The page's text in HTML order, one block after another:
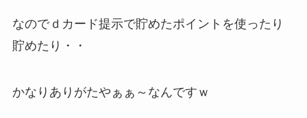
なのでｄカード提示で貯めたポイントを使ったり
貯めたり・・
かなりありがたやぁぁ～なんですｗ